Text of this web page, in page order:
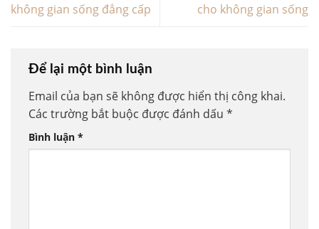
không gian sống đẳng cấp
cho không gian sống
Để lại một bình luận
Email của bạn sẽ không được hiển thị công khai.
Các trường bắt buộc được đánh dấu *
Bình luận *